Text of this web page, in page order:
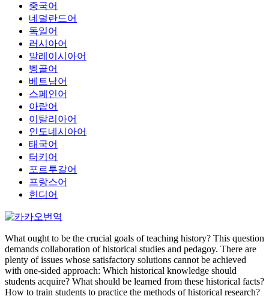
중국어
네덜란드어
독일어
러시아어
말레이시아어
벵골어
베트남어
스페인어
아랍어
이탈리아어
인도네시아어
태국어
터키어
포르투갈어
프랑스어
힌디어
What ought to be the crucial goals of teaching history? This question
demands collaboration of historical studies and pedagoy. There are
plenty of issues whose satisfactory solutions cannot be achieved
with one-sided approach: Which historical knowledge should
students acquire? What should be learned from these historical facts?
How to train students to practice the methods of historical research?